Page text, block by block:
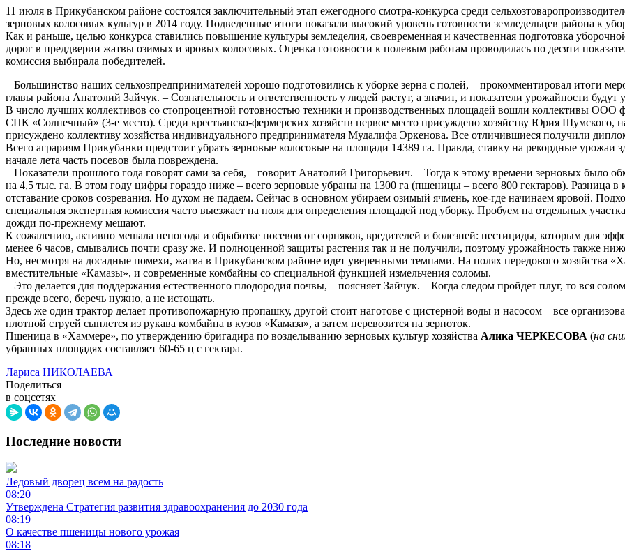
11 июля в Прикубанском районе состоялся заключительный этап ежегодного смотра-конкурса среди
зерновых колосовых культур в 2014 году. Подведенные итоги показали высокий уровень готовности земледельцев района к
Как и раньше, целью конкурса ставились повышение культуры земледелия, своевременная и качественная подготовка
дорог в преддверии жатвы озимых и яровых колосовых. Оценка готовности к полевым работам проводилась по десяти
комиссия выбирала победителей.
– Большинство наших сельхозпредпринимателей хорошо подготовились к уборке зерна с полей, – прокомментировал итоги
главы района Анатолий Зайчук. – Сознательность и ответственность у людей растут, а значит, и показатели урожайности будут
В число лучших коллективов со стопроцентной готовностью техники и производственных площадей вошли коллективы ООО
СПК «Солнечный» (3-е место). Среди крестьянско-фермерских хозяйств первое место присуждено хозяйству Юрия Шумского,
присуждено коллективу хозяйства индивидуального предпринимателя Мудалифа Эркенова. Все отличившиеся получили
Всего аграриям Прикубанки предстоит убрать зерновые колосовые на площади 14389 га. Правда, ставку на рекордные урожаи
начале лета часть посевов была повреждена.
– Показатели прошлого года говорят сами за себя, – говорит Анатолий Григорьевич. – Тогда к этому времени зерновых
на 4,5 тыс. га. В этом году цифры гораздо ниже – всего зерновые убраны на 1300 га (пшеницы – всего 800 гектаров). Разница в
отставание сроков созревания. Но духом не падаем. Сейчас в основном убираем озимый ячмень, кое-где начинаем яровой.
специальная экспертная комиссия часто выезжает на поля для определения площадей под уборку. Пробуем на отдельных
дожди по-прежнему мешают.
К сожалению, активно мешала непогода и обработке посевов от сорняков, вредителей и болезней: пестициды, которым для
менее 6 часов, смывались почти сразу же. И полноценной защиты растения так и не получили, поэтому урожайность также
Но, несмотря на досадные помехи, жатва в Прикубанском районе идет уверенными темпами. На полях передового хозяйства
вместительные «Камазы», и современные комбайны со специальной функцией измельчения соломы.
– Это делается для поддержания естественного плодородия почвы, – поясняет Зайчук. – Когда следом пройдет плуг, то вся
прежде всего, беречь нужно, а не истощать.
Здесь же один трактор делает противопожарную пропашку, другой стоит наготове с цистерной воды и насосом – все
плотной струей сыплется из рукава комбайна в кузов «Камаза», а затем перевозится на зерноток.
Пшеница в «Хаммере», по утверждению бригадира по возделыванию зерновых культур хозяйства Алика ЧЕРКЕСОВА (на
убранных площадях составляет 60-65 ц с гектара.
Лариса НИКОЛАЕВА
Поделиться
в соцсетях
Последние новости
Ледовый дворец всем на радость
08:20
Утверждена Стратегия развития здравоохранения до 2030 года
08:19
О качестве пшеницы нового урожая
08:18